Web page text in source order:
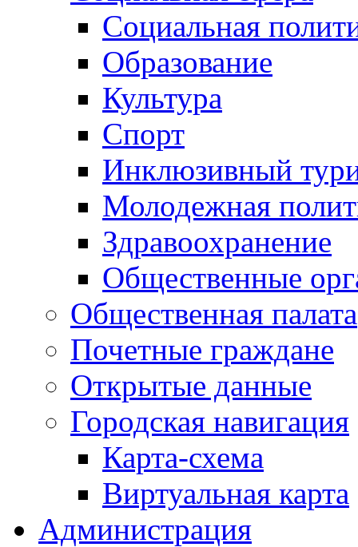
Социальная
Образование
Культура
Спорт
Инклюзивный
Молодежная
Здравоохранение
Общественные
Общественная палата
Почетные граждане
Открытые данные
Городская навигация
Карта-схема
Виртуальная карта
Администрация